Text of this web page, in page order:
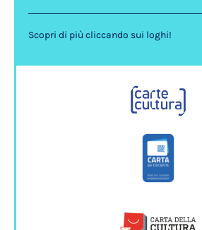
Scopri di più cliccando sui loghi!